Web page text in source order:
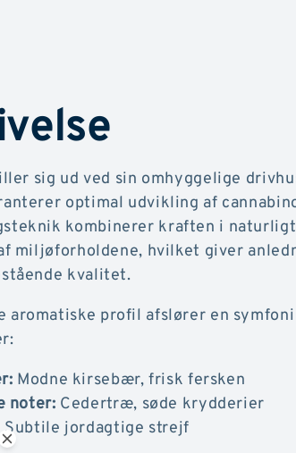
sig ud ved sin omhyggelige
optimal udvikling af
kombinerer kraften i
miljøforholdene, hvilket giver
kvalitet.
aromatiske profil afslører en
Modne kirsebær, frisk fersken
noter: Cedertræ, søde krydderier
Subtile jordagtige strejf